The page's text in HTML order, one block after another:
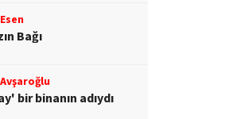
Bağı
bir binanın adıydı